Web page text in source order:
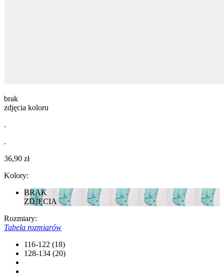
brak
zdjęcia koloru
.
.
36,90 zł
Kolory:
BRAK
ZDJĘCIA
Rozmiary:
Tabela rozmiarów
116-122 (18)
128-134 (20)